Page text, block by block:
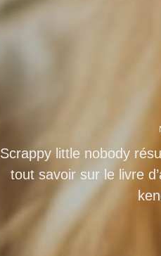
Scrappy little nobody
tout savoir sur le livre